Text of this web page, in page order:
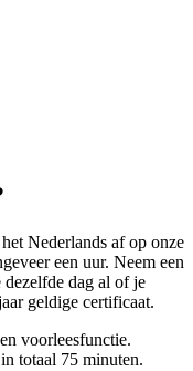
Nederlands af op onze
een uur. Neem een
dag al of je
geldige certificaat.
voorleesfunctie.
totaal 75 minuten.